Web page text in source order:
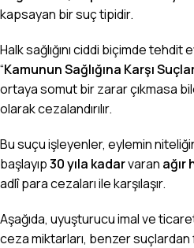
kapsayan bir suç tipidir.
Halk sağlığını ciddi biçimde tehdit
“Kamunun Sağlığına Karşı
ortaya somut bir zarar çıkmasa
olarak cezalandırılır.
Bu suçu işleyenler, eylemin
başlayıp30 yıla kadarvaran ağır
adlî para cezaları ile karşılaşır.
Aşağıda, uyuşturucu imal ve
ceza miktarları, benzer suçlardan